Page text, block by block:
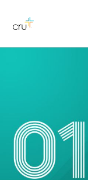
AFRICA
AMERICA /
OCEANIA